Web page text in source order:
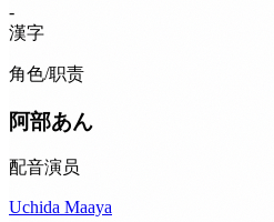
-
漢字
角色/职责
阿部あん
配音演员
Uchida Maaya